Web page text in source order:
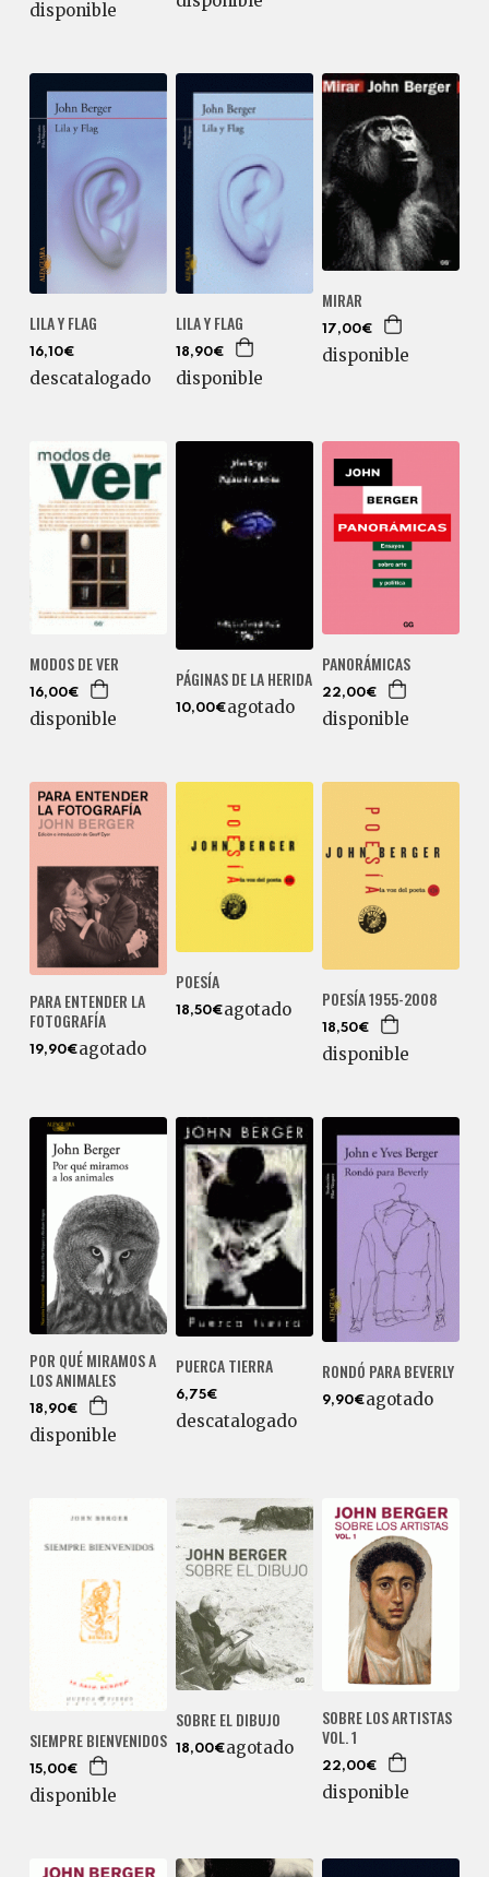
disponible
LILA Y FLAG
16,10€
descatalogado
LILA Y FLAG
18,90€
disponible
MIRAR
17,00€
disponible
MODOS DE VER
16,00€
disponible
PÁGINAS DE LA HERIDA
10,00€agotado
PANORÁMICAS
22,00€
disponible
PARA ENTENDER LA
FOTOGRAFÍA
19,90€agotado
POESÍA
18,50€agotado POESÍA 1955-2008
18,50€
disponible
POR QUÉ MIRAMOS A
LOS ANIMALES
18,90€
disponible
PUERCA TIERRA
6,75€
descatalogado
RONDÓ PARA BEVERLY
9,90€agotado
SIEMPRE BIENVENIDOS
15,00€
disponible
SOBRE EL DIBUJO
18,00€agotado
SOBRE LOS ARTISTAS
VOL. 1
22,00€
disponible